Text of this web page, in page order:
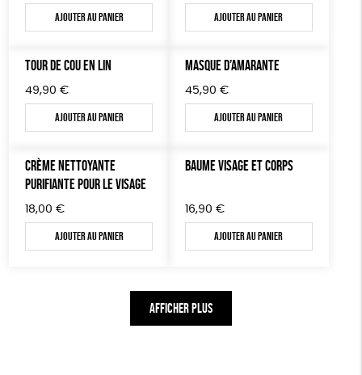
Ajouter au panier Ajouter au panier
TOUR DE COU EN LIN
49,90 €
Ajouter au panier
MASQUE D’AMARANTE
45,90 €
Ajouter au panier
CRÈME NETTOYANTE
PURIFIANTE POUR LE VISAGE
18,00 €
Ajouter au panier
BAUME VISAGE ET CORPS
16,90 €
Ajouter au panier
AFFICHER PLUS